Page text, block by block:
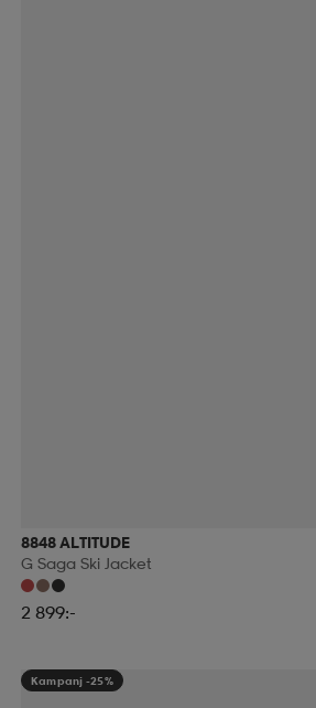
8848 ALTITUDE
G Saga Ski Jacket
2 899:-
Kampanj -25%